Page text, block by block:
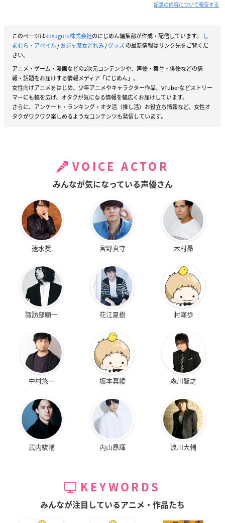
記事の内容について報告する
このページはkusuguru株式会社のにじめん編集部が作成・配信しています。
し
まむら・アベイル/おジャ魔女どれみ/グッズの最新情報はリンク先をご覧くだ
さい。
アニメ・ゲーム・漫画などの2次元コンテンツや、声優・舞台・俳優などの情
報・話題をお届けする情報メディア「にじめん」。
女性向けアニメをはじめ、少年アニメやキャラクター作品、VTuberなどストリー
マーにも幅を広げ、オタクが気になる情報を幅広くお届けしています。
さらに、アンケート・ランキング・オタ活（推し活）お役立ち情報など、女性オ
タクがワクワク楽しめるようなコンテンツも発信しています。
VOICE ACTOR
みんなが気になっている声優さん
速水奨 宮野真守 木村昴
諏訪部順一 花江夏樹 村瀬歩
中村悠一 坂本真綾 森川智之
武内駿輔 内山昂輝 浪川大輔
KEYWORDS
みんなが注目しているアニメ・作品たち